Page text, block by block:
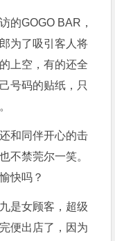
的GOGO BAR，
为了吸引客人将
上空，有的还全
号码的贴纸，只
和同伴开心的击
不禁莞尔一笑。
快吗？
是女顾客，超级
便出店了，因为